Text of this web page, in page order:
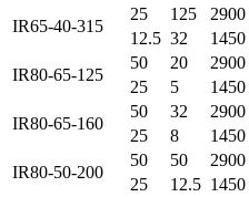
IR65-40-315
25 125 2900
12.5 32 1450
IR80-65-125
50 20 2900
25
5 1450
IR80-65-160
50 32 2900
25
8 1450
IR80-50-200
50 50 2900
25
12.5 1450